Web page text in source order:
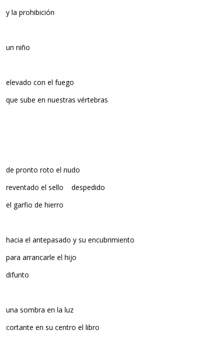
y la prohibición
un niño
elevado con el fuego
que sube en nuestras vértebras
de pronto roto el nudo
reventado el sello despedido
el garfio de hierro
hacia el antepasado y su encubrimiento
para arrancarle el hijo
difunto
una sombra en la luz
cortante en su centro el libro